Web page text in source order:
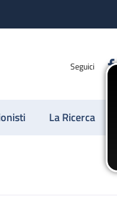
Seguici
La Ricerca